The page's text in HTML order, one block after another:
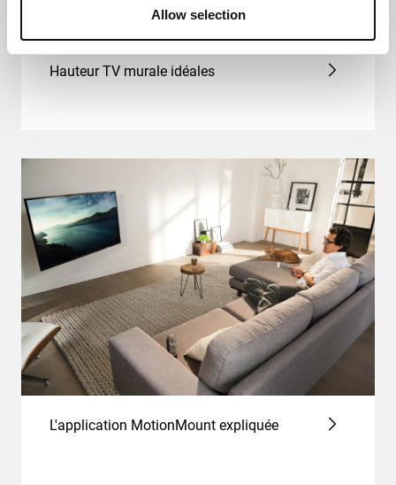
Allow selection
Hauteur TV murale idéales
L'application MotionMount expliquée